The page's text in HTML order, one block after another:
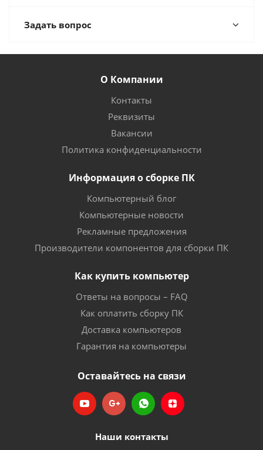
Задать вопрос
О Компании
Контакты
Реквизиты
Вакансии
Политика конфиденциальности
Информация о сборке ПК
Компьютерный блог
Компьютерные новости
Рекламные предложения
Производители компонентов для сборки ПК
Как купить компьютер
Ответы на вопросы – FAQ
Как оплатить сборку ПК
Доставка компьютеров
Гарантия на компьютеры
Оставайтесь на связи
Наши контакты